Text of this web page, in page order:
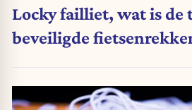
Locky failliet, wat is de
beveiligde